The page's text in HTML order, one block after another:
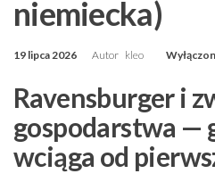
niemiecka)
19 lipca 2026 Autor kleo
Ravensburger i
gospodarstwa —
wciąga od